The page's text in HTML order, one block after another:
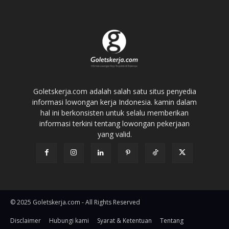
Goletskerja.com adalah salah satu situs penyedia
informasi lowongan kerja Indonesia. kamin dalam
hal ini berkonsisten untuk selalu memberikan
informasi terkini tentang lowongan pekerjaan
yang valid.
© 2025 Goletskerja.com - All Rights Reserved
Disclaimer Hubungi kami Syarat & Ketentuan Tentang